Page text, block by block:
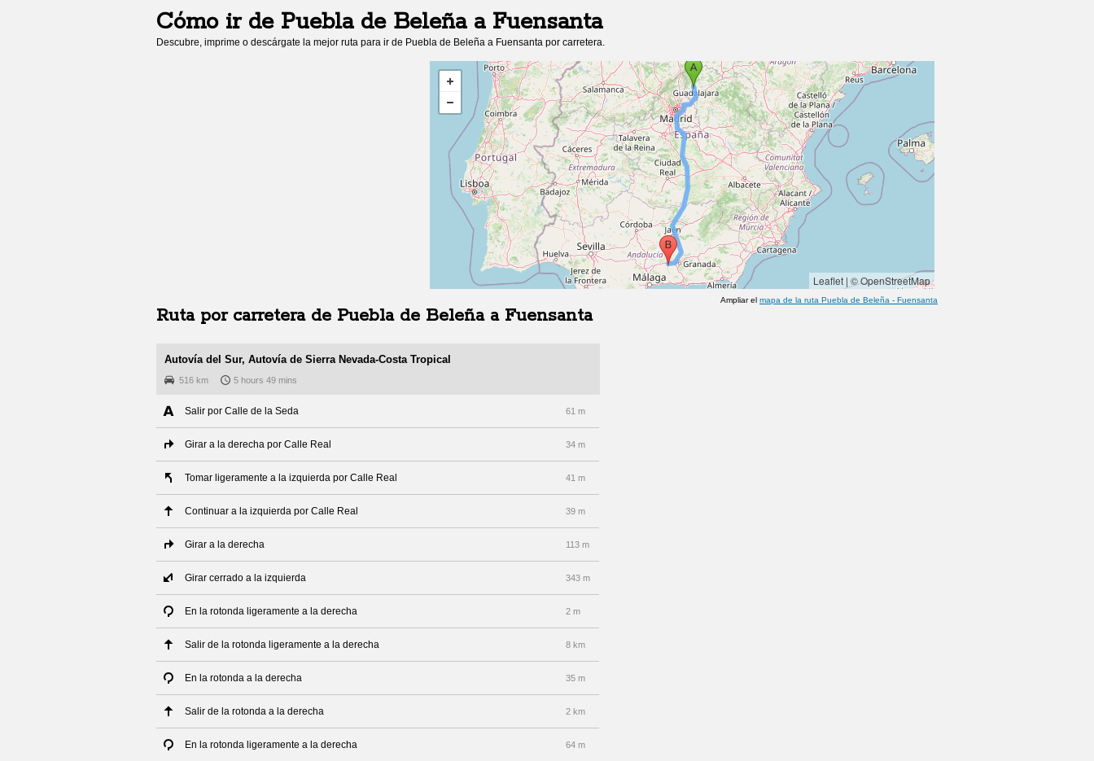
Cómo ir de Puebla de Beleñaa Fuensanta
Descubre, imprime o descárgate la mejor ruta para ir de Puebla de Beleña a Fuensanta por carretera.
Leaflet | © OpenStreetMap
Ampliar el mapa de la ruta Puebla de Beleña - Fuensanta
Ruta por carretera de Puebla de Beleñaa Fuensanta
Autovía del Sur, Autovía de Sierra Nevada-Costa Tropical
516 km 5 hours 49 mins
Salir por Calle de la Seda 61 m
Girar a la derecha por Calle Real 34 m
Tomar ligeramente a la izquierda por Calle Real 41 m
Continuar a la izquierda por Calle Real 39 m
Girar a la derecha 113 m
Girar cerrado a la izquierda 343 m
En la rotonda ligeramente a la derecha 2 m
Salir de la rotonda ligeramente a la derecha 8 km
En la rotonda a la derecha 35 m
Salir de la rotonda a la derecha 2 km
En la rotonda ligeramente a la derecha 64 m